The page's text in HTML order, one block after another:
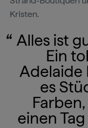
Kristen.
Alles ist
Ein
Adelaide
es
einen